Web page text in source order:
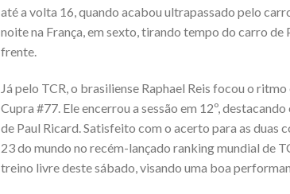
até a volta 16, quando acabou ultrapassado pelo
noite na França, em sexto, tirando tempo do carro
frente.
Já pelo TCR, o brasiliense Raphael Reis focou o
Cupra #77. Ele encerrou a sessão em 12º,
de Paul Ricard. Satisfeito com o acerto para as duas
23 do mundo no recém-lançado ranking mundial de
treino livre deste sábado, visando uma boa